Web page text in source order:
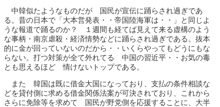
中韓似たようなものだが 国民が宣伝に踊らされ過ぎであ
る。昔の日本で「大本営発表・・帝国陸海軍は・・」と同じよ
うな報道で踊るのか？ １週間も経てば見えて来る虚構のよう
な事柄・南京虐殺・経済情勢などに踊らされ過ぎである。抜本
的に金が回っていないのだから・・いくらやってもどうにもな
らない。打つ対策が全て外れてる 中国の習近平・・お気の毒
とも思えるほど 情けないトップである。
また 韓国は既に借金大国になっており、支払の条件相談な
どを貸付側に求める借金関係法案が可決されており、これから
さらに免除等を求めて 国民が野党側を応援することに、大半